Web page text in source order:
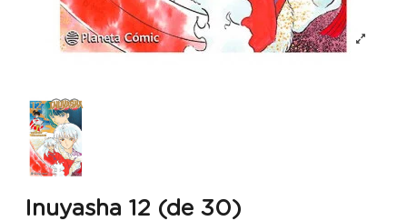
Inuyasha 12 (de 30)